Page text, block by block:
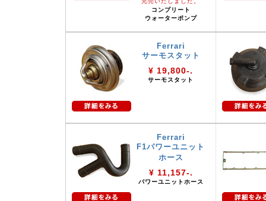
コンプリート
ウォーターポンプ
Ferrari
サーモスタット
¥ 19,800-.
サーモスタット
Ferrari
F1パワーユニット
ホース
¥ 11,157-.
パワーユニットホース